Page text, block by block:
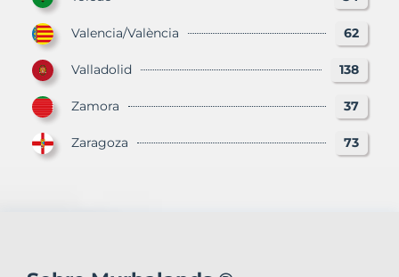
Valencia/València 62
Valladolid 138
Zamora 37
Zaragoza 73